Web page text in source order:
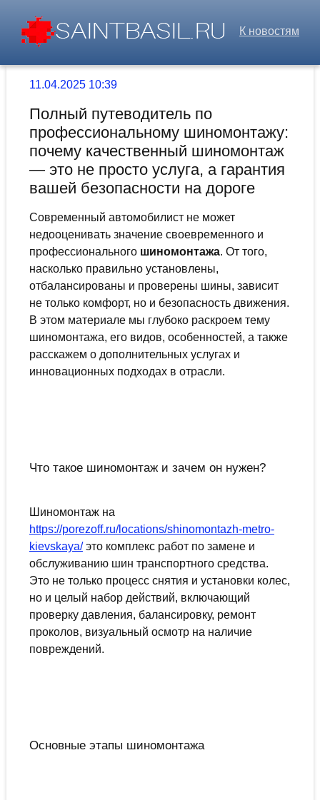
К новостям
11.04.2025 10:39
Полный путеводитель по
профессиональному шиномонтажу:
почему качественный шиномонтаж
— это не просто услуга, а гарантия
вашей безопасности на дороге
Современный автомобилист не может
недооценивать значение своевременного и
профессионального шиномонтажа. От того,
насколько правильно установлены,
отбалансированы и проверены шины, зависит
не только комфорт, но и безопасность движения.
В этом материале мы глубоко раскроем тему
шиномонтажа, его видов, особенностей, а также
расскажем о дополнительных услугах и
инновационных подходах в отрасли.
Что такое шиномонтаж и зачем он нужен?
Шиномонтаж на
https://porezoff.ru/locations/shinomontazh-metro-
kievskaya/это комплекс работ по замене и
обслуживанию шин транспортного средства.
Это не только процесс снятия и установки колес,
но и целый набор действий, включающий
проверку давления, балансировку, ремонт
проколов, визуальный осмотр на наличие
повреждений.
Основные этапы шиномонтажа